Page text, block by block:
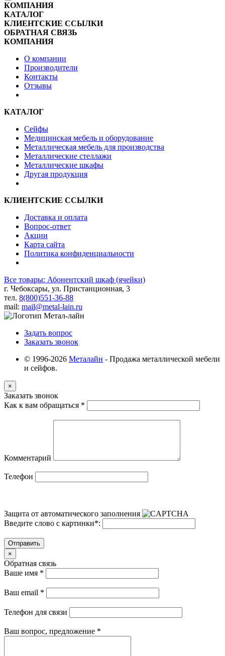
КОМПАНИЯ
КАТАЛОГ
КЛИЕНТСКИЕ ССЫЛКИ
ОБРАТНАЯ СВЯЗЬ
КОМПАНИЯ
О компании
Производители
Контакты
Отзывы
КАТАЛОГ
Сейфы
Медицинская мебель и оборудование
Металлическая мебель для производства
Металлические стеллажи
Металлические шкафы
Другая продукция
КЛИЕНТСКИЕ ССЫЛКИ
Доставка и оплата
Вопрос-ответ
Акции
Карта сайта
Политика конфиденциальности
Все товары: Абонентский шкаф (ячейки)
г. Чебоксары, ул. Пристанционная, 3
тел. 8(800)551-36-88
mail: mail@metal-lain.ru
Задать вопрос
Заказать звонок
© 1996-2026 Металайн - Продажа металлической мебели
и сейфов.
×
Заказать звонок
Как к вам обращаться *
Комментарий
Телефон
Защита от автоматического заполнения
Введите слово с картинки*:
Отправить
×
Обратная связь
Ваше имя *
Ваш email *
Телефон для связи
Ваш вопрос, предложение *